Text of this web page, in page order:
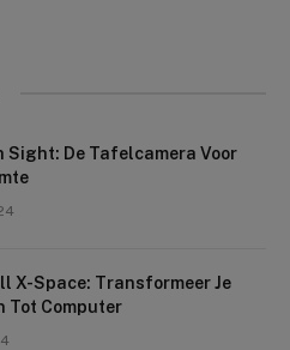
Sight: De Tafelcamera Voor
X-Space: Transformeer Je
Tot Computer